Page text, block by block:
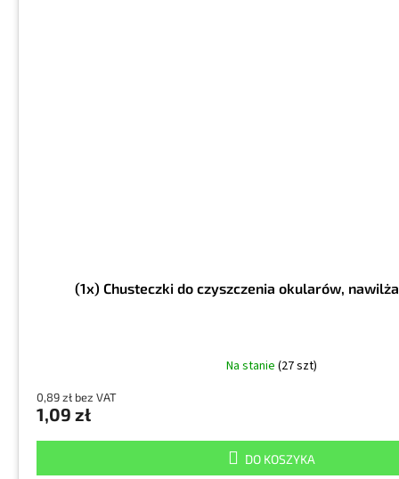
(1x) Chusteczki do czyszczenia okularów,
Na stanie (27 szt)
0,89 zł bez VAT
1,09 zł
DO KOSZYKA